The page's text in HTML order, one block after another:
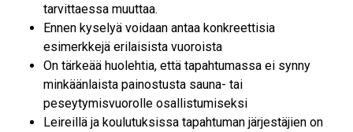
tarvittaessa muuttaa.
Ennen kyselyä voidaan antaa konkreettisia
esimerkkejä erilaisista vuoroista
On tärkeää huolehtia, että tapahtumassa ei synny
minkäänlaista painostusta sauna- tai
peseytymisvuorolle osallistumiseksi
Leireillä ja koulutuksissa tapahtuman järjestäjien on